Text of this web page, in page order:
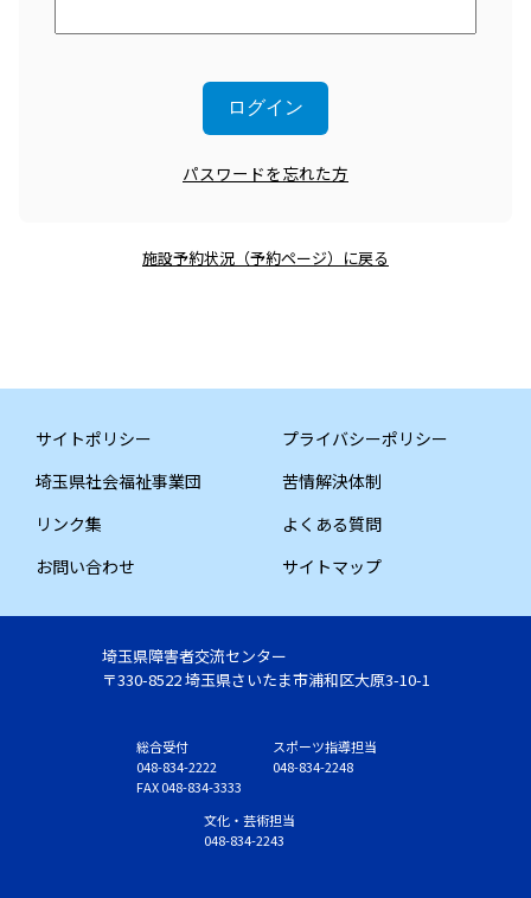
パスワードを忘れた方
施設予約状況（予約ページ）に戻る
サイトポリシー
プライバシーポリシー
埼玉県社会福祉事業団
苦情解決体制
リンク集
よくある質問
お問い合わせ
サイトマップ
埼玉県障害者交流センター
〒330-8522 埼玉県さいたま市浦和区大原3-10-1
総合受付
048-834-2222
FAX 048-834-3333
スポーツ指導担当
048-834-2248
文化・芸術担当
048-834-2243